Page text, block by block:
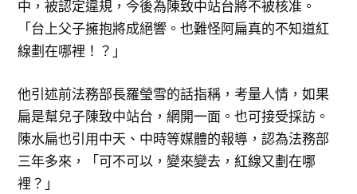
中，被認定違規，今後為陳致中站台將不被核准。
「台上父子擁抱將成絕響。也難怪阿扁真的不知道紅
線劃在哪裡！？」
他引述前法務部長羅瑩雪的話指稱，考量人情，如果
扁是幫兒子陳致中站台，網開一面。也可接受採訪。
陳水扁也引用中天、中時等媒體的報導，認為法務部
三年多來，「可不可以，變來變去，紅線又劃在哪
裡？」